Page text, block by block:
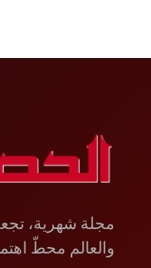
مجلة شهرية،
والعالم محطّ